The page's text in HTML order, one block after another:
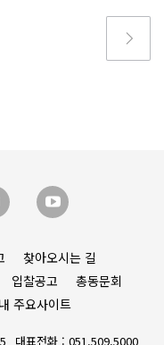
찾아오시는 길
입찰공고
총동문회
주요사이트
대표전화 : 051.509.5000